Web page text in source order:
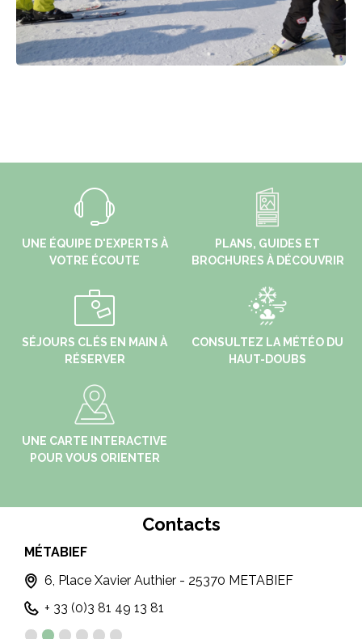
UNE ÉQUIPE D'EXPERTS À
VOTRE ÉCOUTE
PLANS, GUIDES ET
BROCHURES À DÉCOUVRIR
SÉJOURS CLÉS EN MAIN À
RÉSERVER
CONSULTEZ LA MÉTÉO DU
HAUT-DOUBS
UNE CARTE INTERACTIVE
POUR VOUS ORIENTER
Contacts
MÉTABIEF
6, Place Xavier Authier - 25370 METABIEF
+ 33 (0)3 81 49 13 81